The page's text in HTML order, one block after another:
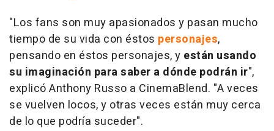
"Los fans son muy apasionados y pasan mucho
tiempo de su vida con éstos personajes,
pensando en éstos personajes, y están usando
su imaginación para saber a dónde podrán ir",
explicó Anthony Russo a CinemaBlend. "A veces
se vuelven locos, y otras veces están muy cerca
de lo que podría suceder".